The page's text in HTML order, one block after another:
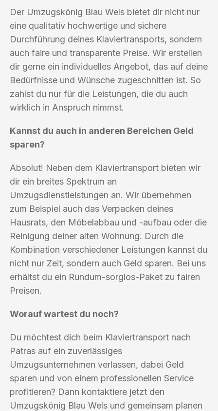
Der Umzugskönig Blau Wels bietet dir nicht nur
eine qualitativ hochwertige und sichere
Durchführung deines Klaviertransports, sondern
auch faire und transparente Preise. Wir erstellen
dir gerne ein individuelles Angebot, das auf deine
Bedürfnisse und Wünsche zugeschnitten ist. So
zahlst du nur für die Leistungen, die du auch
wirklich in Anspruch nimmst.
Kannst du auch in anderen Bereichen Geld
sparen?
Absolut! Neben dem Klaviertransport bieten wir
dir ein breites Spektrum an
Umzugsdienstleistungen an. Wir übernehmen
zum Beispiel auch das Verpacken deines
Hausrats, den Möbelabbau und -aufbau oder die
Reinigung deiner alten Wohnung. Durch die
Kombination verschiedener Leistungen kannst du
nicht nur Zeit, sondern auch Geld sparen. Bei uns
erhältst du ein Rundum-sorglos-Paket zu fairen
Preisen.
Worauf wartest du noch?
Du möchtest dich beim Klaviertransport nach
Patras auf ein zuverlässiges
Umzugsunternehmen verlassen, dabei Geld
sparen und von einem professionellen Service
profitieren? Dann kontaktiere jetzt den
Umzugskönig Blau Wels und gemeinsam planen